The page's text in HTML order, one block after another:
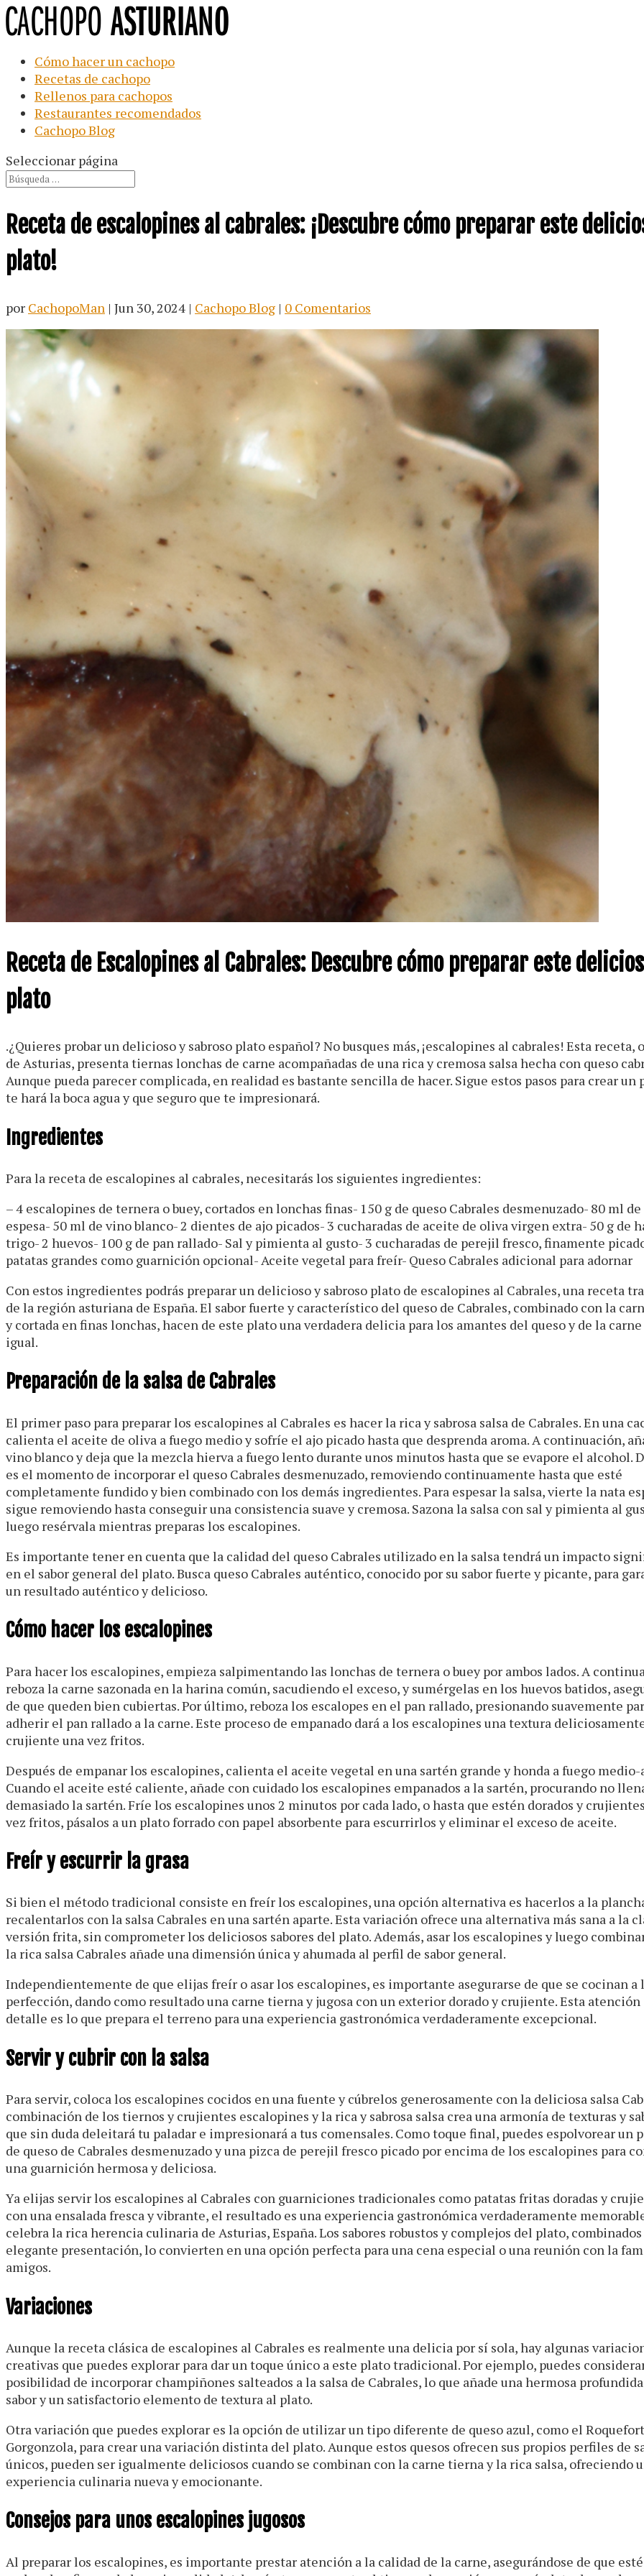
Cómo hacer un cachopo
Recetas de cachopo
Rellenos para cachopos
Restaurantes recomendados
Cachopo Blog
Seleccionar página
Receta de escalopines al cabrales: ¡Descubre cómo preparar este
plato!
por CachopoMan | Jun 30, 2024 | Cachopo Blog | 0 Comentarios
Receta de Escalopines al Cabrales: Descubre cómo preparar este
plato
.¿Quieres probar un delicioso y sabroso plato español? No busques más, ¡escalopines al cabrales! Esta receta,
de Asturias, presenta tiernas lonchas de carne acompañadas de una rica y cremosa salsa hecha con queso
Aunque pueda parecer complicada, en realidad es bastante sencilla de hacer. Sigue estos pasos para crear un
te hará la boca agua y que seguro que te impresionará.
Ingredientes
Para la receta de escalopines al cabrales, necesitarás los siguientes ingredientes:
– 4 escalopines de ternera o buey, cortados en lonchas finas- 150 g de queso Cabrales desmenuzado- 80 ml
espesa- 50 ml de vino blanco- 2 dientes de ajo picados- 3 cucharadas de aceite de oliva virgen extra- 50 g de
trigo- 2 huevos- 100 g de pan rallado- Sal y pimienta al gusto- 3 cucharadas de perejil fresco, finamente
patatas grandes como guarnición opcional- Aceite vegetal para freír- Queso Cabrales adicional para adornar
Con estos ingredientes podrás preparar un delicioso y sabroso plato de escalopines al Cabrales, una receta
de la región asturiana de España. El sabor fuerte y característico del queso de Cabrales, combinado con la
y cortada en finas lonchas, hacen de este plato una verdadera delicia para los amantes del queso y de la
igual.
Preparación de la salsa de Cabrales
El primer paso para preparar los escalopines al Cabrales es hacer la rica y sabrosa salsa de Cabrales. En una
calienta el aceite de oliva a fuego medio y sofríe el ajo picado hasta que desprenda aroma. A continuación,
vino blanco y deja que la mezcla hierva a fuego lento durante unos minutos hasta que se evapore el alcohol.
es el momento de incorporar el queso Cabrales desmenuzado, removiendo continuamente hasta que esté
completamente fundido y bien combinado con los demás ingredientes. Para espesar la salsa, vierte la nata
sigue removiendo hasta conseguir una consistencia suave y cremosa. Sazona la salsa con sal y pimienta al
luego resérvala mientras preparas los escalopines.
Es importante tener en cuenta que la calidad del queso Cabrales utilizado en la salsa tendrá un impacto
en el sabor general del plato. Busca queso Cabrales auténtico, conocido por su sabor fuerte y picante, para
un resultado auténtico y delicioso.
Cómo hacer los escalopines
Para hacer los escalopines, empieza salpimentando las lonchas de ternera o buey por ambos lados. A
reboza la carne sazonada en la harina común, sacudiendo el exceso, y sumérgelas en los huevos batidos,
de que queden bien cubiertas. Por último, reboza los escalopes en el pan rallado, presionando suavemente
adherir el pan rallado a la carne. Este proceso de empanado dará a los escalopines una textura
crujiente una vez fritos.
Después de empanar los escalopines, calienta el aceite vegetal en una sartén grande y honda a fuego
Cuando el aceite esté caliente, añade con cuidado los escalopines empanados a la sartén, procurando no
demasiado la sartén. Fríe los escalopines unos 2 minutos por cada lado, o hasta que estén dorados y
vez fritos, pásalos a un plato forrado con papel absorbente para escurrirlos y eliminar el exceso de aceite.
Freír y escurrir la grasa
Si bien el método tradicional consiste en freír los escalopines, una opción alternativa es hacerlos a la
recalentarlos con la salsa Cabrales en una sartén aparte. Esta variación ofrece una alternativa más sana a la
versión frita, sin comprometer los deliciosos sabores del plato. Además, asar los escalopines y luego
la rica salsa Cabrales añade una dimensión única y ahumada al perfil de sabor general.
Independientemente de que elijas freír o asar los escalopines, es importante asegurarse de que se cocinan a
perfección, dando como resultado una carne tierna y jugosa con un exterior dorado y crujiente. Esta atención
detalle es lo que prepara el terreno para una experiencia gastronómica verdaderamente excepcional.
Servir y cubrir con la salsa
Para servir, coloca los escalopines cocidos en una fuente y cúbrelos generosamente con la deliciosa salsa
combinación de los tiernos y crujientes escalopines y la rica y sabrosa salsa crea una armonía de texturas y
que sin duda deleitará tu paladar e impresionará a tus comensales. Como toque final, puedes espolvorear un
de queso de Cabrales desmenuzado y una pizca de perejil fresco picado por encima de los escalopines para
una guarnición hermosa y deliciosa.
Ya elijas servir los escalopines al Cabrales con guarniciones tradicionales como patatas fritas doradas y
con una ensalada fresca y vibrante, el resultado es una experiencia gastronómica verdaderamente
celebra la rica herencia culinaria de Asturias, España. Los sabores robustos y complejos del plato,
elegante presentación, lo convierten en una opción perfecta para una cena especial o una reunión con la
amigos.
Variaciones
Aunque la receta clásica de escalopines al Cabrales es realmente una delicia por sí sola, hay algunas
creativas que puedes explorar para dar un toque único a este plato tradicional. Por ejemplo, puedes
posibilidad de incorporar champiñones salteados a la salsa de Cabrales, lo que añade una hermosa
sabor y un satisfactorio elemento de textura al plato.
Otra variación que puedes explorar es la opción de utilizar un tipo diferente de queso azul, como el
Gorgonzola, para crear una variación distinta del plato. Aunque estos quesos ofrecen sus propios perfiles de
únicos, pueden ser igualmente deliciosos cuando se combinan con la carne tierna y la rica salsa, ofreciendo
experiencia culinaria nueva y emocionante.
Consejos para unos escalopines jugosos
Al preparar los escalopines, es importante prestar atención a la calidad de la carne, asegurándose de que